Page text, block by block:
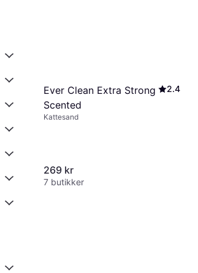
Ever Clean Extra Strong
Scented
2.4
Kattesand
269 kr
7 butikker